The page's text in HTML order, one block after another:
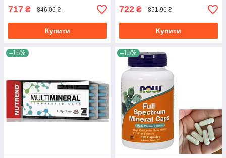
717 ₴ 846,06 ₴
Купити
722 ₴ 851,96 ₴
Купити
–15% –15%